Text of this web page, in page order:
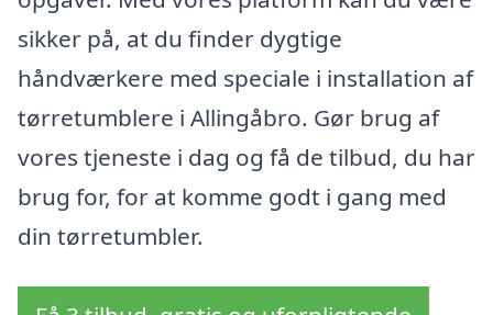
sikker på, at du finder dygtige
håndværkere med speciale i installation af
tørretumblere i Allingåbro. Gør brug af
vores tjeneste i dag og få de tilbud, du har
brug for, for at komme godt i gang med
din tørretumbler.